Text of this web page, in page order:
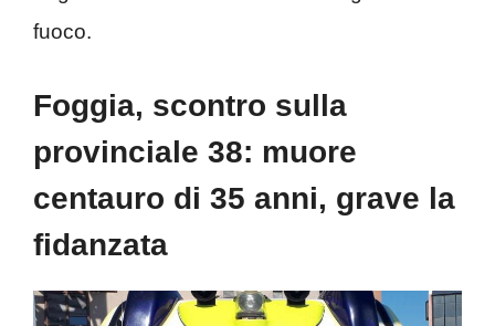
fuoco.
Foggia, scontro sulla
provinciale 38: muore
centauro di 35 anni, grave la
fidanzata